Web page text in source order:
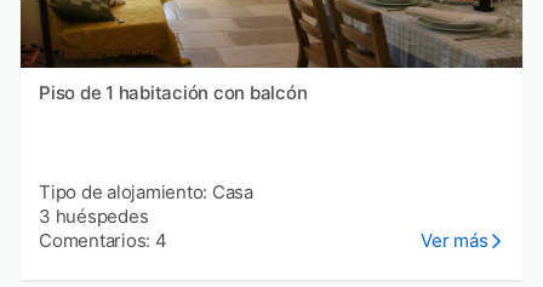
Piso de 1 habitación con balcón
Tipo de alojamiento: Casa
3 huéspedes
Comentarios: 4
Ver más